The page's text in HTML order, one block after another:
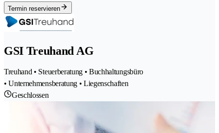
Termin reservieren
GSI Treuhand AG
Treuhand • Steuerberatung • Buchhaltungsbüro
• Unternehmensberatung • Liegenschaften
Geschlossen